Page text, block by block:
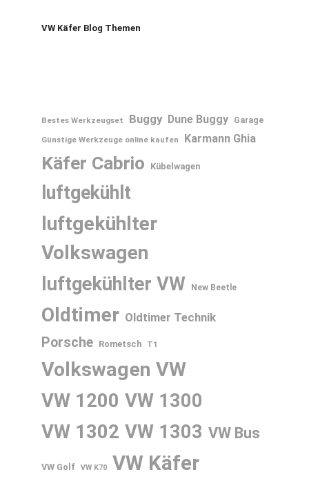
VW Käfer Blog Themen
Bestes Werkzeugset Buggy Dune Buggy
Garage
Günstige Werkzeuge online kaufen
Karmann Ghia
Käfer Cabrio Kübelwagen
luftgekühlt
luftgekühlter
Volkswagen
luftgekühlter VW New Beetle
Oldtimer Oldtimer Technik
Porsche Rometsch T1
Volkswagen VW
VW 1200 VW 1300
VW 1302 VW 1303 VW Bus
VW Golf VW K70 VW Käfer